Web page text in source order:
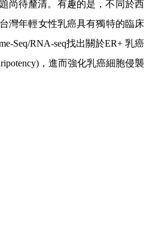
尚待釐清。有趣的是，不同於西
灣年輕女性乳癌具有獨特的臨床
Seq/RNA-seq找出關於ER+乳癌
，進而強化乳癌細胞侵襲